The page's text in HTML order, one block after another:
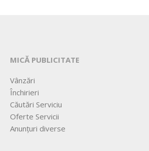
MICĂ PUBLICITATE
Vânzări
Închirieri
Căutări Serviciu
Oferte Servicii
Anunțuri diverse